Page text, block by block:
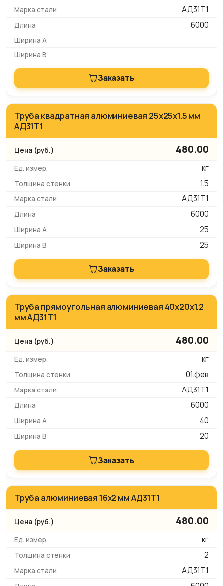
АД31Т1
6000
Заказать
Труба квадратная алюминиевая 25х25х1.5 мм
АД31Т1
480.00
кг
1.5
АД31Т1
6000
25
25
Заказать
Труба прямоугольная алюминиевая 40х20х1.2
мм АД31Т1
480.00
кг
01.фев
АД31Т1
6000
40
20
Заказать
Труба алюминиевая 16х2 мм АД31Т1
480.00
кг
2
АД31Т1